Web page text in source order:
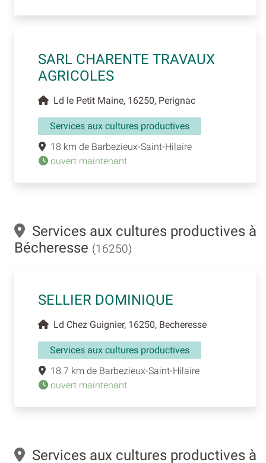
SARL CHARENTE TRAVAUX
AGRICOLES
Ld le Petit Maine, 16250, Perignac
Services aux cultures productives
18 km de Barbezieux-Saint-Hilaire
ouvert maintenant
Services aux cultures productives à
Bécheresse (16250)
SELLIER DOMINIQUE
Ld Chez Guignier, 16250, Becheresse
Services aux cultures productives
18.7 km de Barbezieux-Saint-Hilaire
ouvert maintenant
Services aux cultures productives à